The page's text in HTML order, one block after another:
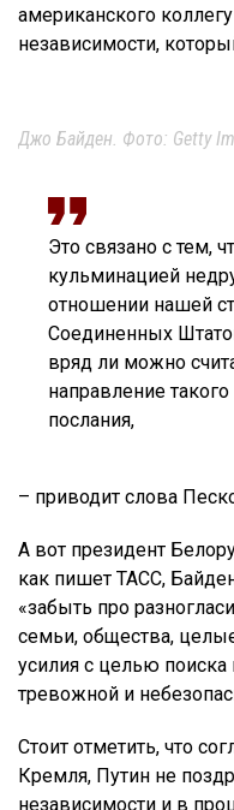
американского коллегу
независимости,
Джо Байден. Фото: Getty
Это связано с тем,
кульминацией
отношении нашей
Соединенных
вряд ли можно
направление
послания,
– приводит слова
А вот президент
как пишет ТАСС,
«забыть про
семьи, общества,
усилия с целью
тревожной и
Стоит отметить, что
Кремля, Путин не
независимости и в